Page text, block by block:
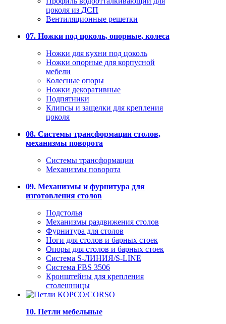
цоколя из ДСП
Вентиляционные решетки
07. Ножки под цоколь, опорные, колеса
Ножки для кухни под цоколь
Ножки опорные для корпусной
мебели
Колесные опоры
Ножки декоративные
Подпятники
Клипсы и защелки для крепления
цоколя
08. Системы трансформации столов,
механизмы поворота
Системы трансформации
Механизмы поворота
09. Механизмы и фурнитура для
изготовления столов
Подстолья
Механизмы раздвижения столов
Фурнитура для столов
Ноги для столов и барных стоек
Опоры для столов и барных стоек
Система S-ЛИНИЯ/S-LINE
Система FBS 3506
Кронштейны для крепления
столешницы
10. Петли мебельные